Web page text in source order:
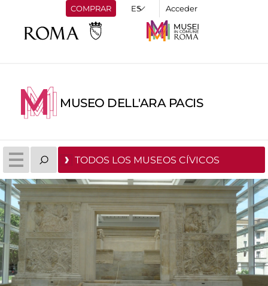
COMPRAR Acceder
MUSEO DELL'ARA PACIS
TODOS LOS MUSEOS CÍVICOS